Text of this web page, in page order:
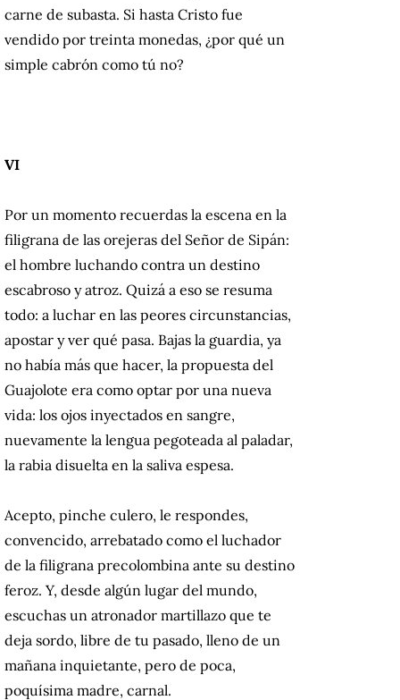
carne de subasta. Si hasta Cristo fue
vendido por treinta monedas, ¿por qué un
simple cabrón como tú no?
VI
Por un momento recuerdas la escena en la
filigrana de las orejeras del Señor de Sipán:
el hombre luchando contra un destino
escabroso y atroz. Quizá a eso se resuma
todo: a luchar en las peores circunstancias,
apostar y ver qué pasa. Bajas la guardia, ya
no había más que hacer, la propuesta del
Guajolote era como optar por una nueva
vida: los ojos inyectados en sangre,
nuevamente la lengua pegoteada al paladar,
la rabia disuelta en la saliva espesa.
Acepto, pinche culero, le respondes,
convencido, arrebatado como el luchador
de la filigrana precolombina ante su destino
feroz. Y, desde algún lugar del mundo,
escuchas un atronador martillazo que te
deja sordo, libre de tu pasado, lleno de un
mañana inquietante, pero de poca,
poquísima madre, carnal.